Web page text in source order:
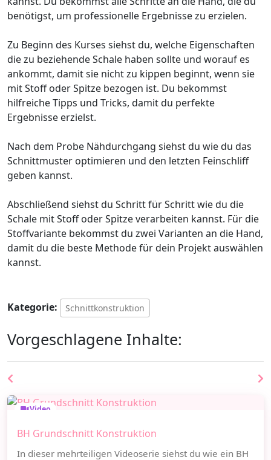
benötigst, um professionelle Ergebnisse zu erzielen.
Zu Beginn des Kurses siehst du, welche Eigenschaften
die zu beziehende Schale haben sollte und worauf es
ankommt, damit sie nicht zu kippen beginnt, wenn sie
mit Stoff oder Spitze bezogen ist. Du bekommst
hilfreiche Tipps und Tricks, damit du perfekte
Ergebnisse erzielst.
Nach dem Probe Nähdurchgang siehst du wie du das
Schnittmuster optimieren und den letzten Feinschliff
geben kannst.
Abschließend siehst du Schritt für Schritt wie du die
Schale mit Stoff oder Spitze verarbeiten kannst. Für die
Stoffvariante bekommst du zwei Varianten an die Hand,
damit du die beste Methode für dein Projekt auswählen
kannst.
Kategorie: Schnittkonstruktion
Vorgeschlagene Inhalte:
Video
BH Grundschnitt Konstruktion
In dieser mehrteiligen Videoserie siehst du wie ein BH